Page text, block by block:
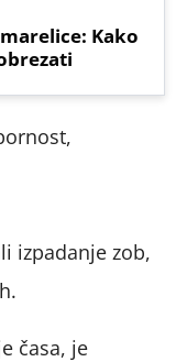
Kako
izpadanje zob,
časa, je